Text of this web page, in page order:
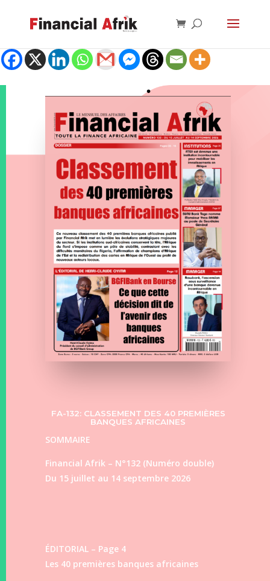
FA-132: CLASSEMENT DES 40 PREMIÈRES
BANQUES AFRICAINES
SOMMAIRE
Financial Afrik – N°132 (Numéro double)
Du 15 juillet au 14 septembre 2026
ÉDITORIAL – Page 4
Les 40 premières banques africaines